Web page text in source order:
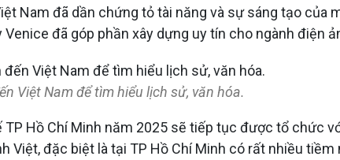
Nam đã dần chứng tỏ tài năng và sự sáng tạo
Venice đã góp phần xây dựng uy tín cho ngành điện
Việt Nam để tìm hiểu lịch sử, văn hóa.
TP Hồ Chí Minh năm 2025 sẽ tiếp tục được tổ chức
Việt, đặc biệt là tại TP Hồ Chí Minh có rất nhiều